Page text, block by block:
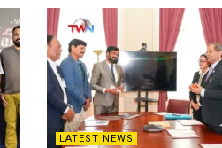
LATEST NEWS